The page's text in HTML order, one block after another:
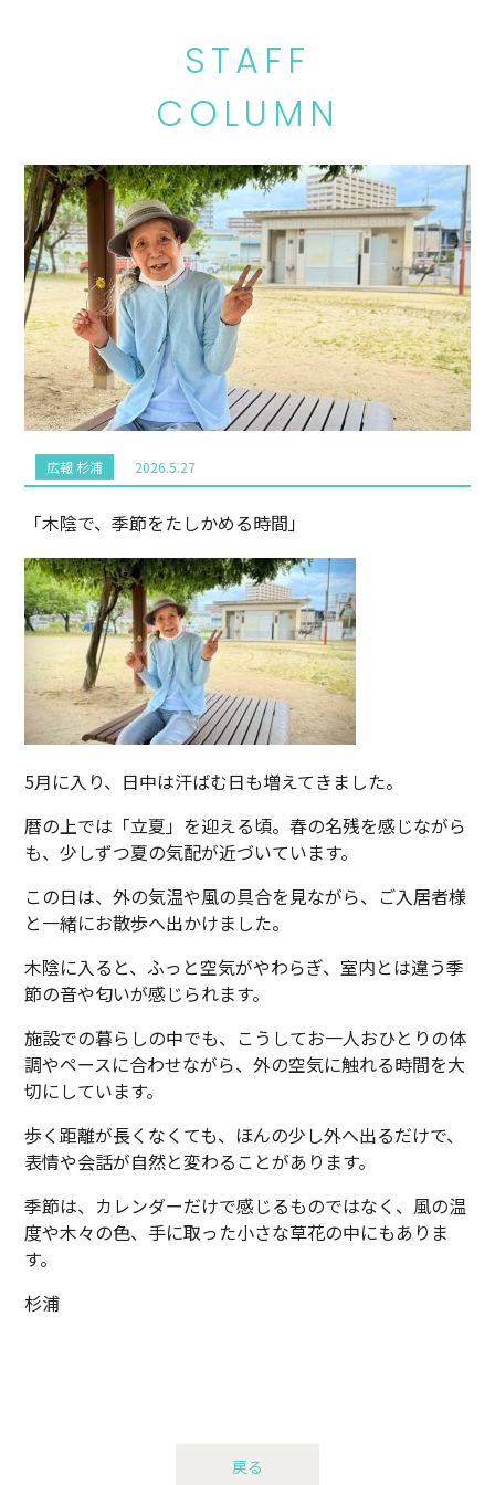
STAFF
COLUMN
広報 杉浦 2026.5.27
「木陰で、季節をたしかめる時間」
5月に入り、日中は汗ばむ日も増えてきました。
暦の上では「立夏」を迎える頃。春の名残を感じながら
も、少しずつ夏の気配が近づいています。
この日は、外の気温や風の具合を見ながら、ご入居者様
と一緒にお散歩へ出かけました。
木陰に入ると、ふっと空気がやわらぎ、室内とは違う季
節の音や匂いが感じられます。
施設での暮らしの中でも、こうしてお一人おひとりの体
調やペースに合わせながら、外の空気に触れる時間を大
切にしています。
歩く距離が長くなくても、ほんの少し外へ出るだけで、
表情や会話が自然と変わることがあります。
季節は、カレンダーだけで感じるものではなく、風の温
度や木々の色、手に取った小さな草花の中にもありま
す。
杉浦
戻る